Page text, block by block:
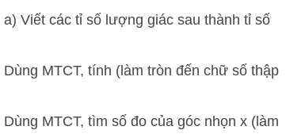
a) Viết các tỉ số lượng giác sau thành tỉ số
Dùng MTCT, tính (làm tròn đến chữ số thập
Dùng MTCT, tìm số đo của góc nhọn x (làm